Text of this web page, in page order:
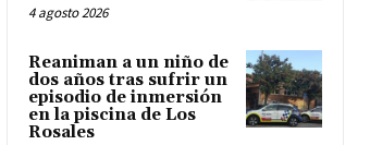
4 agosto 2026
Reaniman a un niño de
dos años tras sufrir un
episodio de inmersión
en la piscina de Los
Rosales